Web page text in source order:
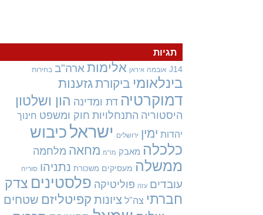
תגיות
J14 אובמה איראן אלימות ארה"ב בחירות
בינלאומיביקורתגזענות
דמוקרטיה דת ומדינההון ושלטון
היסטוריה התנחלויות חוק ומשפט חינוך
יהדות ימין ירושלים ישראלכיבוש
כלכלה מאבק מו"מ מחאהמלחמה
ממשלה מעסיקים משכורת נתניהו סוריה
עובדים עזה פוליטיקה פלסטיניםצדק
חברתי צה"ל ציונותקפיטליזםשטחים